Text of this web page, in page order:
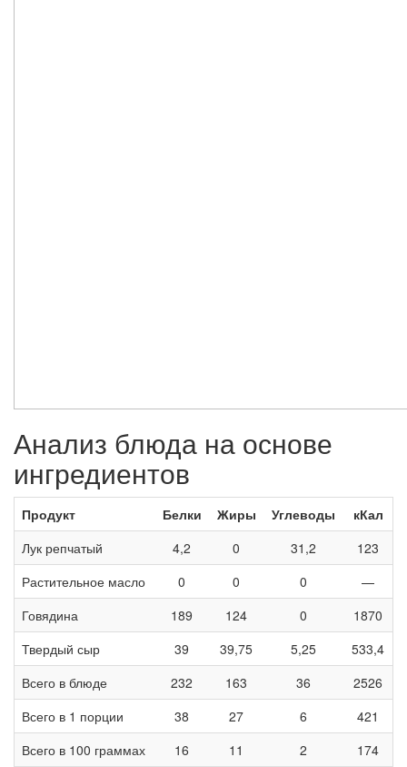
Анализ блюда на основе
ингредиентов
Продукт Белки Жиры Углеводы
кКал
Лук репчатый
4,2 0 31,2
123
Растительное масло
0 0 0
—
Говядина
189 124 0
1870
Твердый сыр
39 39,75 5,25
533,4
Всего в блюде
232 163 36
2526
Всего в 1 порции
38 27 6
421
Всего в 100 граммах
16 11 2 174